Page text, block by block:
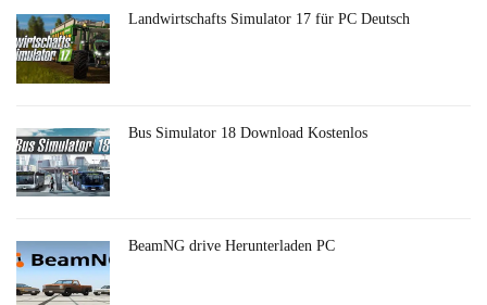
Landwirtschafts Simulator 17 für PC Deutsch
Bus Simulator 18 Download Kostenlos
BeamNG drive Herunterladen PC